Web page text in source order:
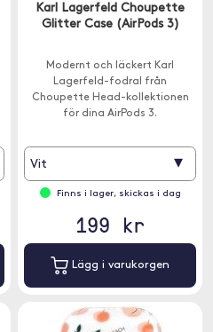
Karl Lagerfeld Choupette
Glitter Case (AirPods 3)
Modernt och läckert Karl
Lagerfeld-fodral från
Choupette Head-kollektionen
för dina AirPods 3.
Vit ▾
Finns i lager, skickas i dag
199 kr
Lägg i varukorgen